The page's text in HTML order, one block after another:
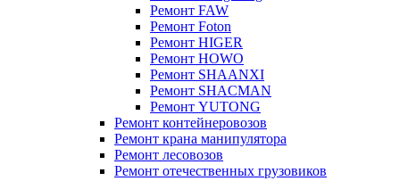
Ремонт FAW
Ремонт Foton
Ремонт HIGER
Ремонт HOWO
Ремонт SHAANXI
Ремонт SHACMAN
Ремонт YUTONG
Ремонт контейнеровозов
Ремонт крана манипулятора
Ремонт лесовозов
Ремонт отечественных грузовиков